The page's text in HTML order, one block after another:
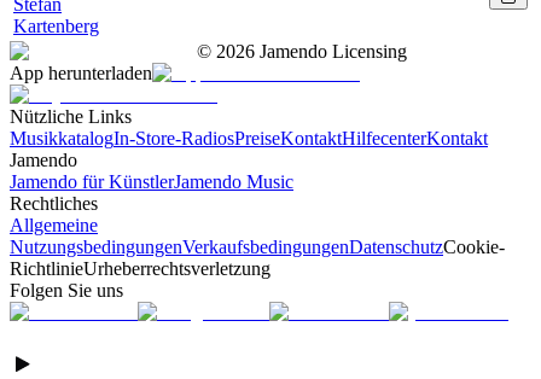
Kartenberg
© 2026 Jamendo Licensing
App herunterladen
Nützliche Links
MusikkatalogIn-Store-RadiosPreiseKontaktHilfecenterKontakt
Jamendo
Jamendo für KünstlerJamendo Music
Rechtliches
Allgemeine
NutzungsbedingungenVerkaufsbedingungenDatenschutzCookie-
RichtlinieUrheberrechtsverletzung
Folgen Sie uns